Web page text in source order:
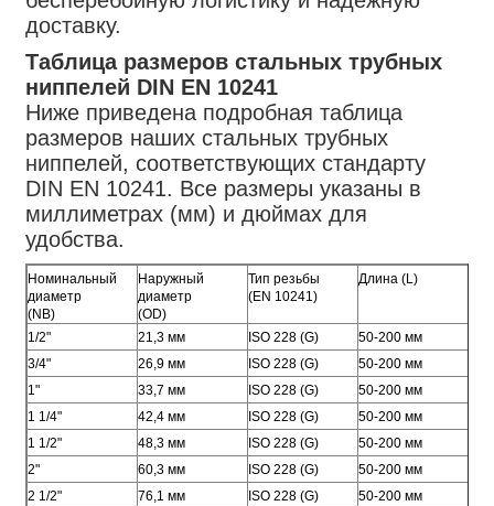
доставку.
Таблица размеров стальных трубных
ниппелей DIN EN 10241
Ниже приведена подробная таблица
размеров наших стальных трубных
ниппелей, соответствующих стандарту
DIN EN 10241. Все размеры указаны в
миллиметрах (мм) и дюймах для
удобства.
Номинальный
диаметр
(NB)
Наружный
диаметр
(OD)
Тип резьбы
(EN 10241)
Длина (L)
1/2" 21,3 мм ISO 228 (G) 50-200 мм
3/4"
26,9 мм ISO 228 (G) 50-200 мм
1"
33,7 мм ISO 228 (G) 50-200 мм
1 1/4"
42,4 мм ISO 228 (G) 50-200 мм
1 1/2"
48,3 мм ISO 228 (G) 50-200 мм
2"
60,3 мм ISO 228 (G) 50-200 мм
2 1/2"
76,1 мм ISO 228 (G) 50-200 мм